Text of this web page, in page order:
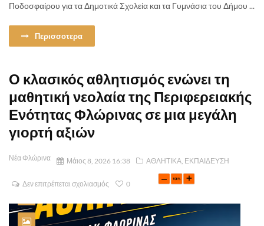
Ποδοσφαίρου για τα Δημοτικά Σχολεία και τα Γυμνάσια του Δήμου ...
Περισσοτερα
Ο κλασικός αθλητισμός ενώνει τη
μαθητική νεολαία της Περιφερειακής
Ενότητας Φλώρινας σε μια μεγάλη
γιορτή αξιών
Νέα Φλώρινα Μάιος 8, 2026 16:38 ΑΘΛΗΤΙΚΑ, ΕΚΠΑΙΔΕΥΣΗ
Δεν επιτρέπεται σχολιασμός 0